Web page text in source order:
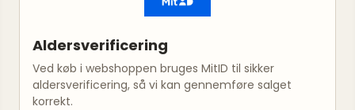
Aldersverificering
Ved køb i webshoppen bruges MitID til sikker
aldersverificering, så vi kan gennemføre salget
korrekt.